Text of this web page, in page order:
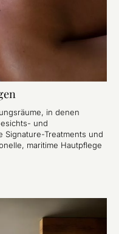
in denen
und
Signature-Treatments und
maritime Hautpflege